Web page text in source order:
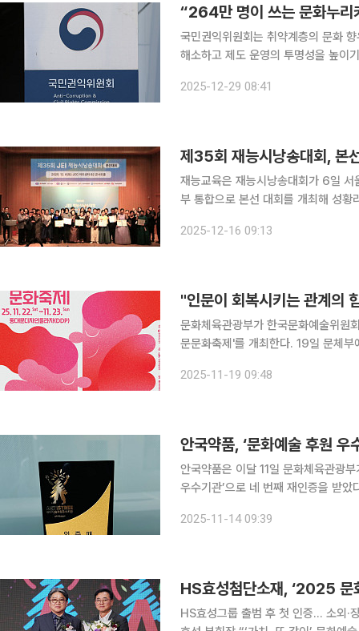
국민권익위원회는 취약계층의 문화
해소하고 제도 운영의 투명성을 높이
올해 이용자는 264만 명, 예산 규모
2025-12-29 08:41
제35회 재능시낭송대회, 본
재능교육은 재능시낭송대회가 6일
부 통합으로 본선 대회를 개최해 성황리에 마무리됐
단체총연합회, 재능교육, 재능TV, 재
2025-12-16 09:13
"인문이 회복시키는 관계의
문화체육관광부가 한국문화예술위
문문화축제'를 개최한다. 19일 문체부에 따르면, 이번 축제는 △내가 나를 일으키는 순간 △우리가
의 대표 프로그램인 인문 토크콘서트
2025-11-19 09:48
안국약품, ‘문화예술 후원 우
안국약품은 이달 11일 문화체육관광
우수기관’으로 네 번째 재인증을 받았다고 14일 밝혔다. 2016년
2025-11-14 09:39
HS효성첨단소재, ‘2025 문
HS효성그룹 출범 후 첫 인증… 소외·